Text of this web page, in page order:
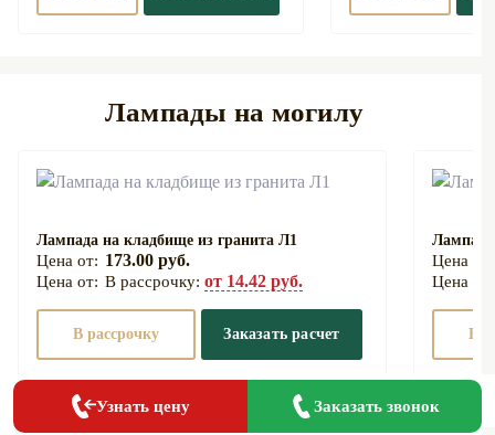
Лампады на могилу
Лампада на кладбище из гранита Л1
173.00 руб.
В рассрочку: от 14.42 руб.
В рассрочку Заказать расчет В
Узнать цену Заказать звонок